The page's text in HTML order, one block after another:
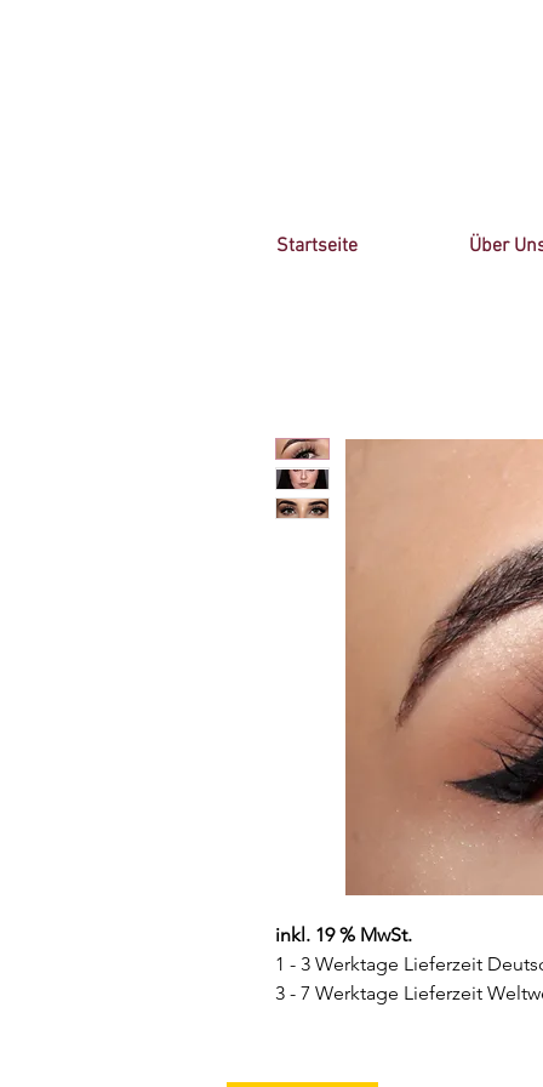
inkl. 19 % MwSt.
1 - 3 Werktage Lieferzeit
3 - 7 Werktage Lieferzeit
Deckungseigenschaften:
Startseite Über